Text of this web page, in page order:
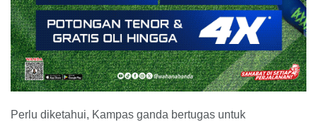
Perlu diketahui, Kampas ganda bertugas untuk